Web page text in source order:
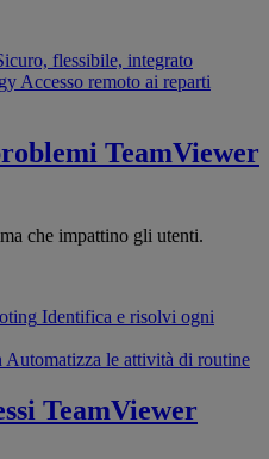
flessibile, integrato
Accesso remoto ai reparti
TeamViewer
che impattino gli utenti.
Identifica e risolvi ogni
Automatizza le attività di routine
TeamViewer